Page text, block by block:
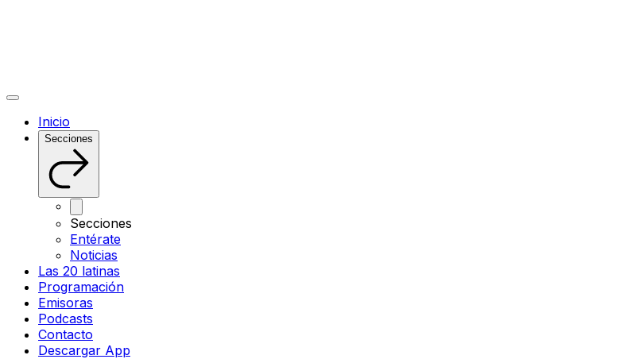
Inicio
Secciones
Secciones
Entérate
Noticias
Las 20 latinas
Programación
Emisoras
Podcasts
Contacto
Descargar App